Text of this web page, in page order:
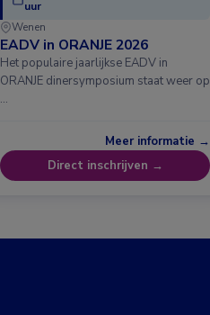
uur
Wenen
EADV in ORANJE 2026
Het populaire jaarlijkse EADV in
ORANJE dinersymposium staat weer op
…
Meer informatie →
Direct inschrijven →